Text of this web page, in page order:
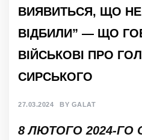
ВИЯВИТЬСЯ, ЩО НЕ
ВІДБИЛИ” — ЩО
ВІЙСЬКОВІ ПРО
СИРСЬКОГО
27.03.2024 BY GALAT
8 ЛЮТОГО 2024-ГО